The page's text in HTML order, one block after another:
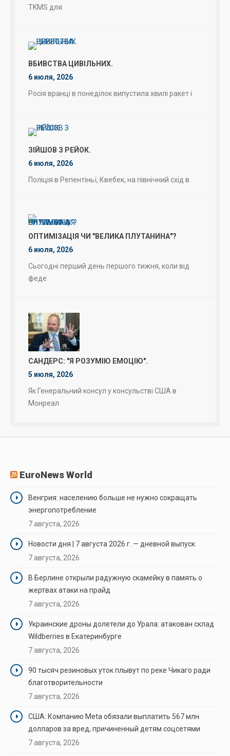
TKMS для
ВБИВСТВА ЦИВІЛЬНИХ.
6 июля, 2026
Росія вранці в понеділок випустила хвилі ракет і
ЗІЙШОВ З РЕЙОК.
6 июля, 2026
Поліція в Репентіньї, Квебек, на північний схід в
ОПТИМІЗАЦІЯ ЧИ "ВЕЛИКА ПЛУТАНИНА"?
6 июля, 2026
Сьогодні перший день першого тижня, коли від
феде
САНДЕРС: "Я РОЗУМІЮ ЕМОЦІЮ".
5 июля, 2026
Як Генеральний консул у консульстві США в
Монреал
EuroNews World
Венгрия: населению больше не нужно сокращать
энергопотребление
7 августа, 2026
Новости дня | 7 августа 2026 г. — дневной выпуск
7 августа, 2026
В Берлине открыли радужную скамейку в память о
жертвах атаки на прайд
7 августа, 2026
Украинские дроны долетели до Урала: атакован склад
Wildberries в Екатеринбурге
7 августа, 2026
90 тысяч резиновых уток плывут по реке Чикаго ради
благотворительности
7 августа, 2026
США: Компанию Meta обязали выплатить 567 млн
долларов за вред, причиненный детям соцсетями
7 августа, 2026